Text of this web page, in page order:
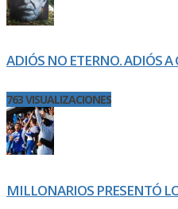
ADIÓS NO ETERNO. ADIÓS A
763 VISUALIZACIONES
MILLONARIOS PRESENTÓ